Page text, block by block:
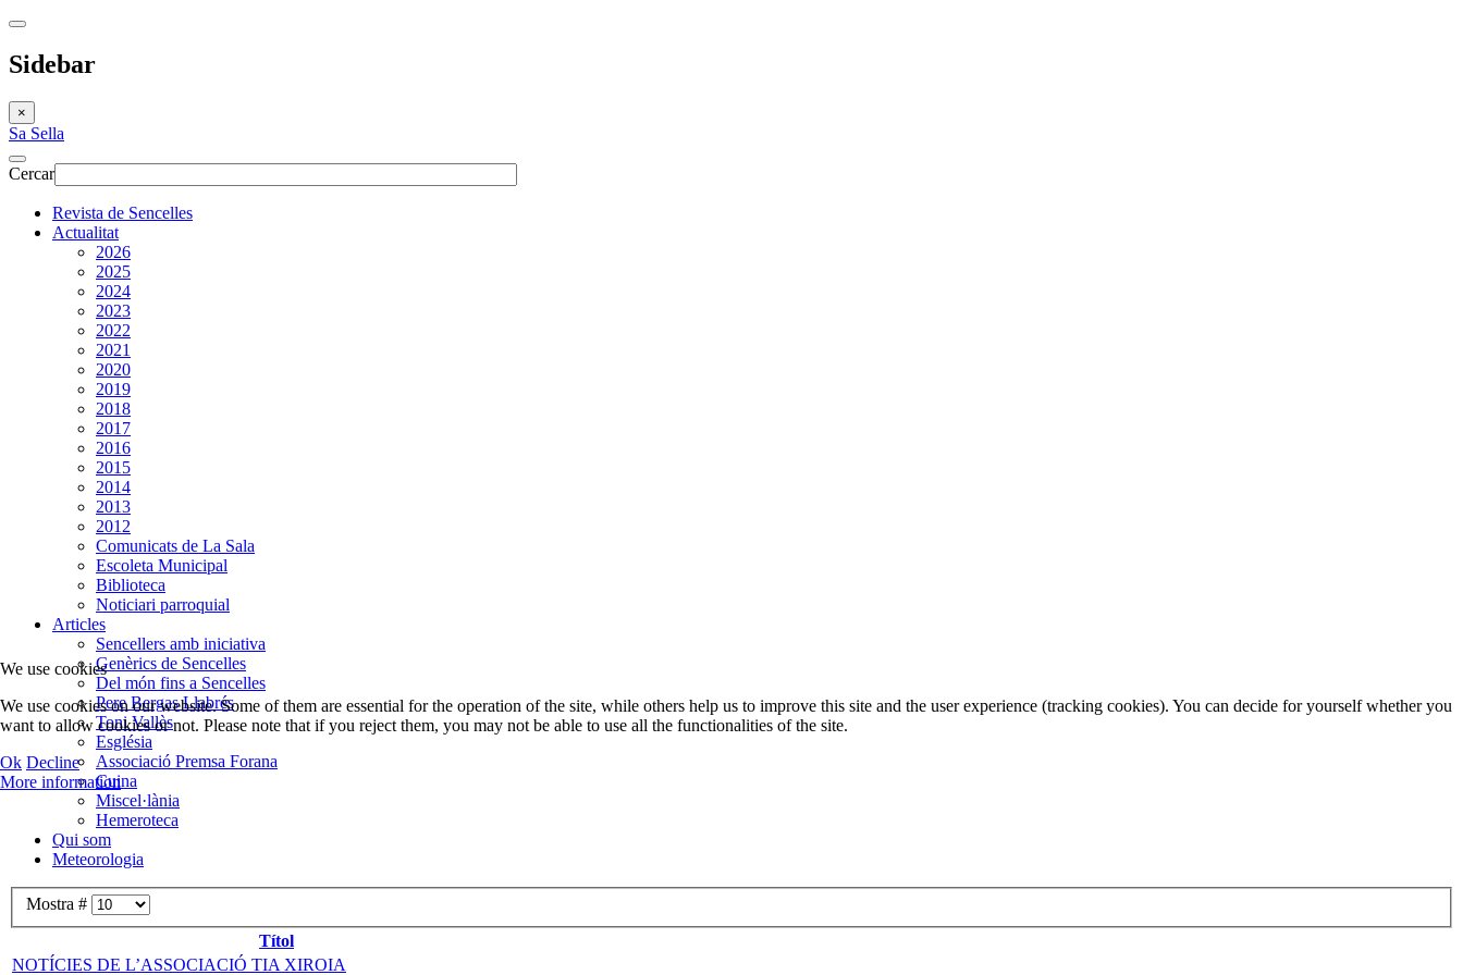
Sidebar
×
Sa Sella
Cercar
Revista de Sencelles
Actualitat
2026
2025
2024
2023
2022
2021
2020
2019
2018
2017
2016
2015
2014
2013
2012
Comunicats de La Sala
Escoleta Municipal
Biblioteca
Noticiari parroquial
Articles
Sencellers amb iniciativa
Genèrics de Sencelles
Del món fins a Sencelles
Pere Bergas Llabrés
Toni Vallès
Església
Associació Premsa Forana
Cuina
Miscel·lània
Hemeroteca
Qui som
Meteorologia
Mostra #
Títol
NOTÍCIES DE L’ASSOCIACIÓ TIA XIROIA
We use cookies
We use cookies on our website. Some of them are essential for the operation of the site, while others help us to improve this site and the user experience (tracking cookies). You can decide for yourself whether you
want to allow cookies or not. Please note that if you reject them, you may not be able to use all the functionalities of the site.
Ok Decline
More information